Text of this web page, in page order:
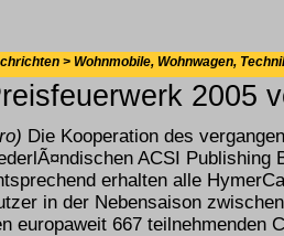
> Wohnmobile, Wohnwagen,
2005
Die Kooperation des
ACSI
erhalten alle
in der Nebensaison
europaweit 667 teilnehmenden